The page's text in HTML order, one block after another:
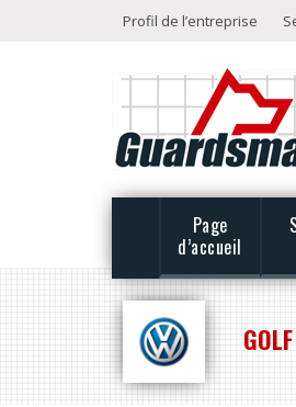
Profil de l’entreprise
Page
d’accueil